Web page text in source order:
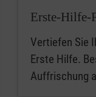
Erste-Hilfe-
Vertiefen Sie
Erste Hilfe.
Auffrischung